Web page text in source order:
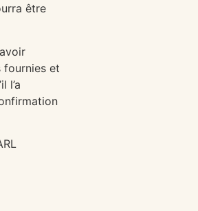
être
fournies et
l’a